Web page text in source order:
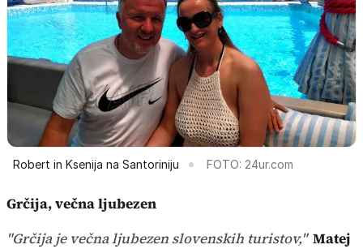
Robert in Ksenija na Santoriniju FOTO: 24ur.com
Grčija, večna ljubezen
"Grčija je večna ljubezen slovenskih turistov," Matej